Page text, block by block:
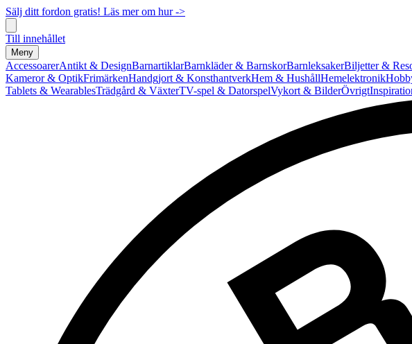
Sälj ditt fordon gratis! Läs mer om hur ->
Till innehållet
Meny
AccessoarerAntikt & DesignBarnartiklarBarnkläder & BarnskorBarnleksakerBiljetter &
Kameror & OptikFrimärkenHandgjort & KonsthantverkHem & HushållHemelektronik
Tablets & WearablesTrädgård & VäxterTV-spel & DatorspelVykort & BilderÖvrigt